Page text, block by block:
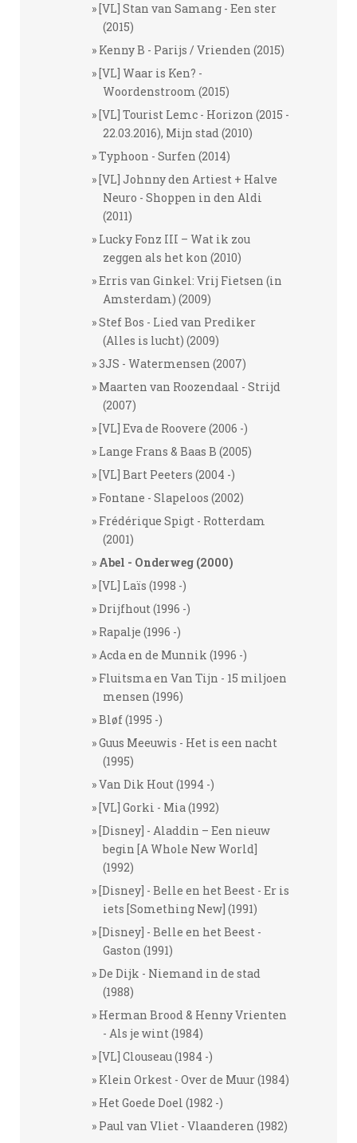
[VL] Stan van Samang - Een ster
(2015)
Kenny B - Parijs / Vrienden (2015)
[VL] Waar is Ken? -
Woordenstroom (2015)
[VL] Tourist Lemc - Horizon (2015 -
22.03.2016), Mijn stad (2010)
Typhoon - Surfen (2014)
[VL] Johnny den Artiest + Halve
Neuro - Shoppen in den Aldi
(2011)
Lucky Fonz III – Wat ik zou
zeggen als het kon (2010)
Erris van Ginkel: Vrij Fietsen (in
Amsterdam) (2009)
Stef Bos - Lied van Prediker
(Alles is lucht) (2009)
3JS - Watermensen (2007)
Maarten van Roozendaal - Strijd
(2007)
[VL] Eva de Roovere (2006 -)
Lange Frans & Baas B (2005)
[VL] Bart Peeters (2004 -)
Fontane - Slapeloos (2002)
Frédérique Spigt - Rotterdam
(2001)
Abel - Onderweg (2000)
[VL] Laïs (1998 -)
Drijfhout (1996 -)
Rapalje (1996 -)
Acda en de Munnik (1996 -)
Fluitsma en Van Tijn - 15 miljoen
mensen (1996)
Bløf (1995 -)
Guus Meeuwis - Het is een nacht
(1995)
Van Dik Hout (1994 -)
[VL] Gorki - Mia (1992)
[Disney] - Aladdin – Een nieuw
begin [A Whole New World]
(1992)
[Disney] - Belle en het Beest - Er is
iets [Something New] (1991)
[Disney] - Belle en het Beest -
Gaston (1991)
De Dijk - Niemand in de stad
(1988)
Herman Brood & Henny Vrienten
- Als je wint (1984)
[VL] Clouseau (1984 -)
Klein Orkest - Over de Muur (1984)
Het Goede Doel (1982 -)
Paul van Vliet - Vlaanderen (1982)